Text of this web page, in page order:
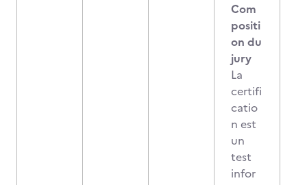
Com
positi
on du
jury
La
certifi
catio
n est
un
test
infor